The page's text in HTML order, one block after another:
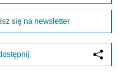
się na newsletter